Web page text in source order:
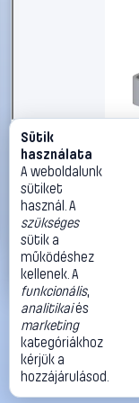
#3050923
Blickle 938888 B-
görgő KerékØ: 125
Blickle Görgők,
34 990 Ft
Kosárba
«
Méret:
©2026
ThermoScope
ÁSZF
Sütik
használata
A weboldalunk
sütiket
használ. A
szükséges
sütik a
működéshez
kellenek. A
funkcionális,
analitikaiés
marketing
kategóriákhoz
kérjük a
hozzájárulásod.